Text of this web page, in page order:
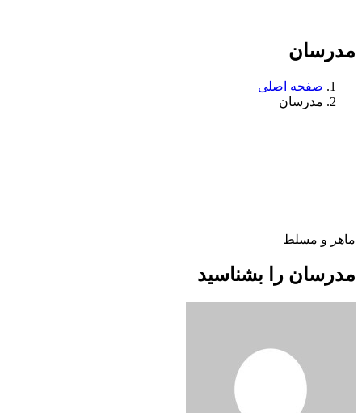
مدرسان
صفحه اصلی
مدرسان
ماهر و مسلط
مدرسان را بشناسید